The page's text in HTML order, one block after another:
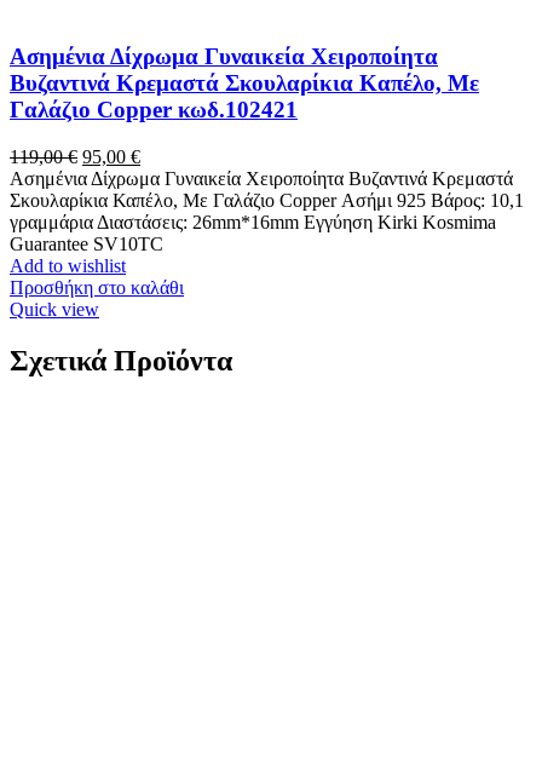
Ασημένια Δίχρωμα Γυναικεία Χειροποίητα
Βυζαντινά Κρεμαστά Σκουλαρίκια Καπέλο, Με
Γαλάζιο Copper κωδ.102421
119,00€ Original
price
was:
119,00 €.
95,00 €Η
τρέχουσα
τιμή
είναι:
95,00 €.
Ασημένια Δίχρωμα Γυναικεία Χειροποίητα Βυζαντινά Κρεμαστά
Σκουλαρίκια Καπέλο, Με Γαλάζιο Copper Ασήμι 925 Βάρος: 10,1
γραμμάρια Διαστάσεις: 26mm*16mm Εγγύηση Kirki Kosmima
Guarantee SV10TC
Add to wishlist
Προσθήκη στο καλάθι
Quick view
Σχετικά Προϊόντα